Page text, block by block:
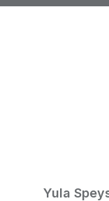
Yula